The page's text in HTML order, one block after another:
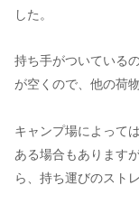
した。
持ち手がついている
が空くので、他の荷
キャンプ場によって
ある場合もあります
ら、持ち運びのスト